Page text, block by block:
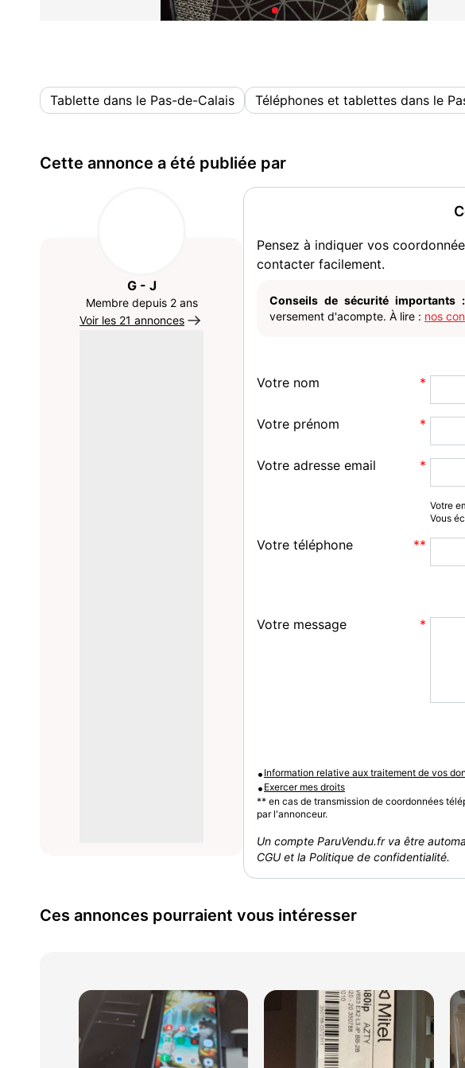
Tablette dans le Pas-de-Calais Téléphones et tablettes dans le
Cette annonce a été publiée par
G - J
Membre depuis 2 ans
Voir les 21 annonces
Pensez à indiquer vos
contacter facilement.
Conseils de sécurité importants :
versement d'acompte. À lire : nos
Votre nom
Votre prénom
Votre adresse email
Votre
Vous
Votre téléphone
Votre message
• Information relative aux traitement de vos
• Exercer mes droits
** en cas de transmission de coordonnées
par l'annonceur.
Un compte ParuVendu.fr va être
CGU et la Politique de confidentialité.
Ces annonces pourraient vous intéresser